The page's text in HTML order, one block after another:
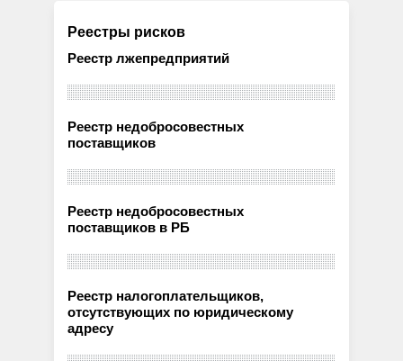
Реестры рисков
Реестр лжепредприятий
Реестр недобросовестных
поставщиков
Реестр недобросовестных
поставщиков в РБ
Реестр налогоплательщиков,
отсутствующих по юридическому
адресу